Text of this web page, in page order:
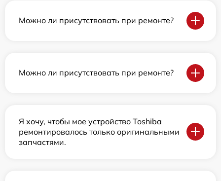
Можно ли присутствовать при ремонте?
Можно ли присутствовать при ремонте?
Я хочу, чтобы мое устройство Toshiba
ремонтировалось только оригинальными
запчастями.